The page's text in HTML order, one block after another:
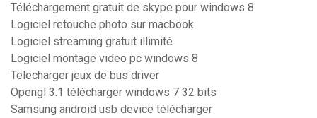
Téléchargement gratuit de skype pour windows 8
Logiciel retouche photo sur macbook
Logiciel streaming gratuit illimité
Logiciel montage video pc windows 8
Telecharger jeux de bus driver
Opengl 3.1 télécharger windows 7 32 bits
Samsung android usb device télécharger